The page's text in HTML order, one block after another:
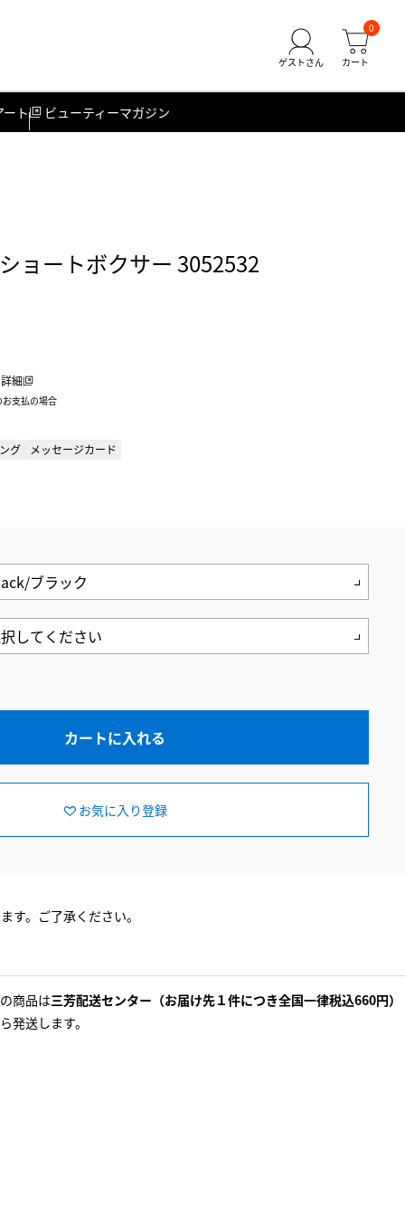
0
ート ビューティーマガジン
ョートボクサー 3052532
詳細
支払の場合
グ メッセージカード
カートに入れる
お気に入り登録
す。ご了承ください。
商品は三芳配送センター（お届け先１件につき全国一律税込660円）
発送します。